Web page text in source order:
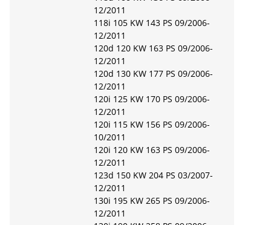
12/2011
118i 105 KW 143 PS 09/2006-
12/2011
120d 120 KW 163 PS 09/2006-
12/2011
120d 130 KW 177 PS 09/2006-
12/2011
120i 125 KW 170 PS 09/2006-
12/2011
120i 115 KW 156 PS 09/2006-
10/2011
120i 120 KW 163 PS 09/2006-
12/2011
123d 150 KW 204 PS 03/2007-
12/2011
130i 195 KW 265 PS 09/2006-
12/2011